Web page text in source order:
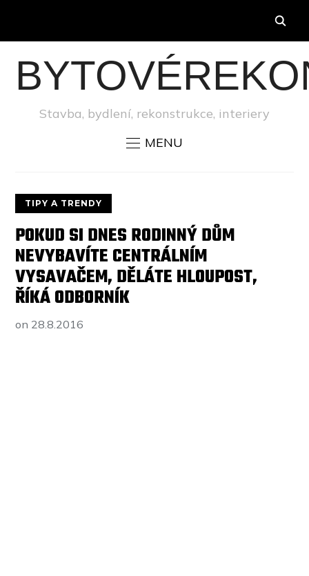
Stavba, bydlení, rekonstrukce, interiery
MENU
TIPY A TRENDY
POKUD SI DNES RODINNÝ DŮM
NEVYBAVÍTE CENTRÁLNÍM
VYSAVAČEM, DĚLÁTE HLOUPOST,
ŘÍKÁ ODBORNÍK
on 28.8.2016